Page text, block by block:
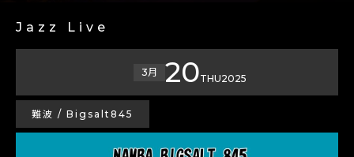
Jazz Live
3月 20THU2025
難波 / Bigsalt845